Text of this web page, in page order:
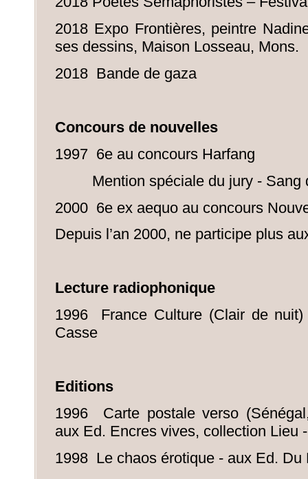
2018 Expo Frontières, peintre
ses dessins, Maison Losseau, Mons.
2018 Bande de gaza
Concours de nouvelles
1997 6e au concours Harfang
Mention spéciale du jury - Sang
2000 6e ex aequo au concours
Depuis l’an 2000, ne participe plus
Lecture radiophonique
1996 France Culture (Clair de
Casse
Editions
1996 Carte postale verso
aux Ed. Encres vives, collection Lieu
1998 Le chaos érotique - aux Ed. Du